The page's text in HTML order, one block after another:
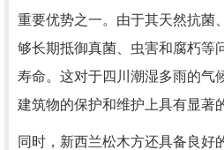
重要优势之一。由于其天然抗菌
够长期抵御真菌、虫害和腐朽等
寿命。这对于四川潮湿多雨的气
建筑物的保护和维护上具有显著
同时，新西兰松木方还具备良好